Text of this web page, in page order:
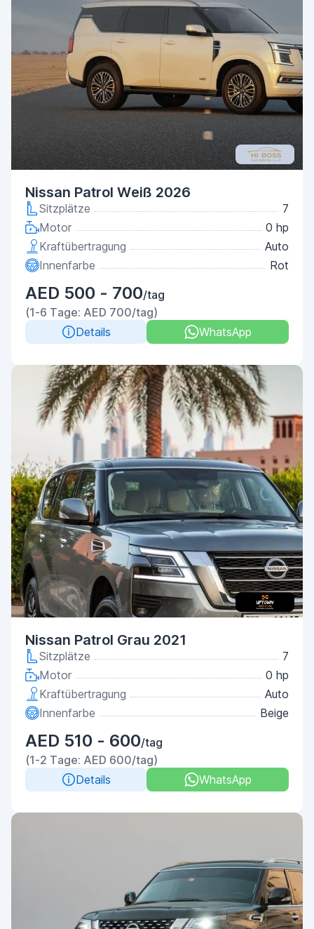
Nissan Patrol Weiß 2026
Sitzplätze
7
Motor
0 hp
Kraftübertragung
Auto
Innenfarbe
Rot
AED 500 - 700/tag
(1-6 Tage: AED 700/tag)
Details
WhatsApp
Nissan Patrol Grau 2021
Sitzplätze
7
Motor
0 hp
Kraftübertragung
Auto
Innenfarbe
Beige
AED 510 - 600/tag
(1-2 Tage: AED 600/tag)
Details
WhatsApp